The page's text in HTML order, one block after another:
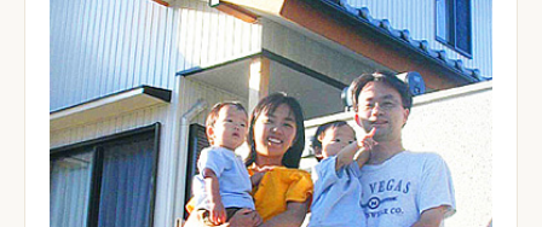
弊社の第一印象はいかがでしたか？